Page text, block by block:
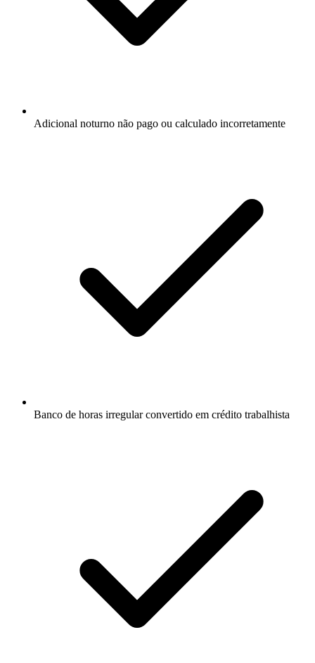
Adicional noturno não pago ou calculado incorretamente
Banco de horas irregular convertido em crédito trabalhista